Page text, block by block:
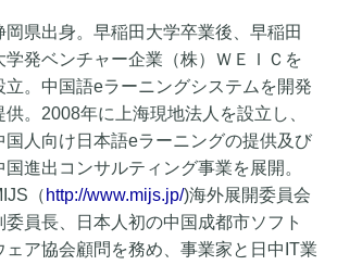
岡県出身。早稲田大学卒業後、早稲田
学発ベンチャー企業（株）ＷＥＩＣを
立。中国語eラーニングシステムを開発
供。2008年に上海現地法人を設立し、
国人向け日本語eラーニングの提供及び
国進出コンサルティング事業を展開。
（ http://www.mijs.jp/)海外展開委員会
委員長、日本人初の中国成都市ソフト
ェア協会顧問を務め、事業家と日中IT業